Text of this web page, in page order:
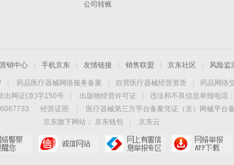
公司转账
营销中心 手机京东 友情链接 销售联盟 京东社区 风险监
药品医疗器械网络服务备案 自营医疗器械经营资质 药品网络
出网证(京)字150号
出版物经营许可证
违法和不良信息举报电话
经营证照 医疗器械第三方平台备案凭证（京）网械平台
京东旗下网站：
京东钱包 京东云